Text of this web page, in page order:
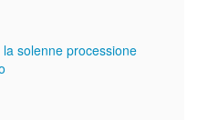
solenne processione